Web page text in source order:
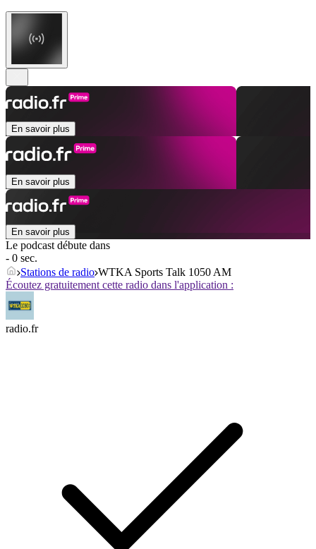
En savoir plus
En savoir plus
En savoir plus
Le podcast débute dans
- 0 sec.
Stations de radio WTKA Sports Talk 1050 AM
Écoutez gratuitement cette radio dans l'application :
radio.fr